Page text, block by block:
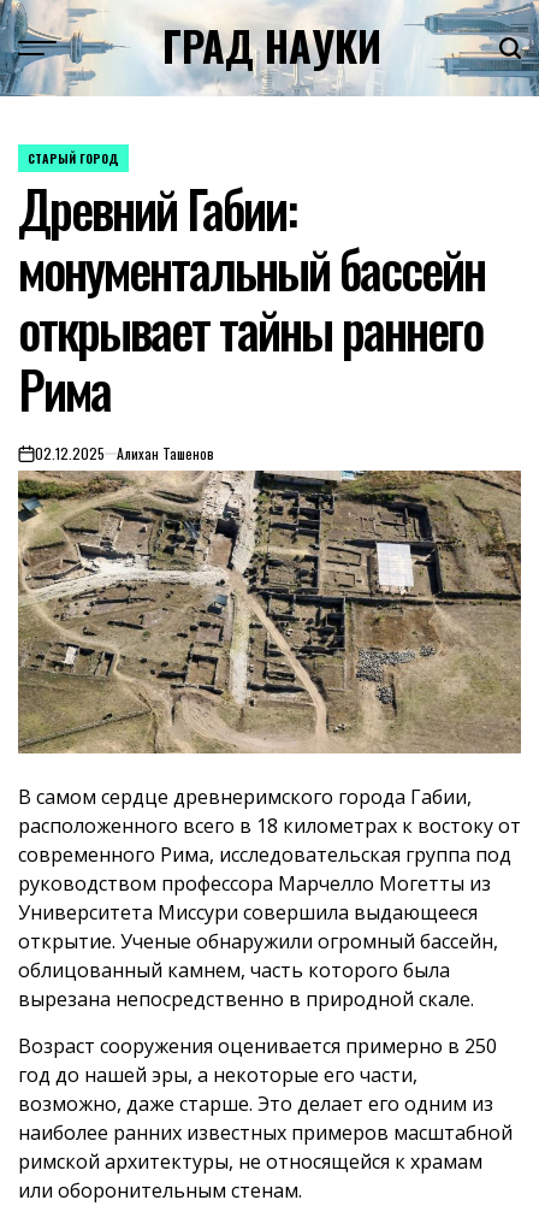
Skip
to
content
ГРАД НАУКИ
POSTED
СТАРЫЙ ГОРОД
Древний Габии:
монументальный бассейн
открывает тайны раннего
Рима
on02.12.2025 Алихан Ташенов
В самом сердце древнеримского города Габии,
расположенного всего в 18 километрах к востоку от
современного Рима, исследовательская группа под
руководством профессора Марчелло Могетты из
Университета Миссури совершила выдающееся
открытие. Ученые обнаружили огромный бассейн,
облицованный камнем, часть которого была
вырезана непосредственно в природной скале.
Возраст сооружения оценивается примерно в 250
год до нашей эры, а некоторые его части,
возможно, даже старше. Это делает его одним из
наиболее ранних известных примеров масштабной
римской архитектуры, не относящейся к храмам
или оборонительным стенам.